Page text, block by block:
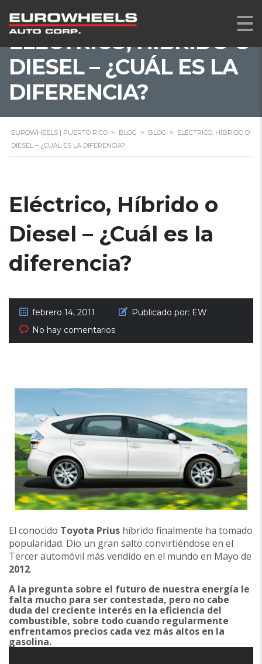
ELÉCTRICO, HÍBRIDO O
DIESEL – ¿CUÁL ES LA
DIFERENCIA?
EUROWHEELS | PUERTO RICO > BLOG > BLOG > ELÉCTRICO, HÍBRIDO O
DIESEL – ¿CUÁL ES LA DIFERENCIA?
Eléctrico, Híbrido o
Diesel – ¿Cuál es la
diferencia?
febrero 14, 2011 Publicado por: EW
No hay comentarios
El conocido Toyota Prius híbrido finalmente ha tomado
popularidad. Dio un gran salto convirtiéndose en el
Tercer automóvil más vendido en el mundo en Mayo de
2012.
A la pregunta sobre el futuro de nuestra energía le
falta mucho para ser contestada, pero no cabe
duda del creciente interés en la eficiencia del
combustible, sobre todo cuando regularmente
enfrentamos precios cada vez más altos en la
gasolina.